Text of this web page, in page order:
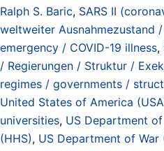
Ralph S. Baric, SARS II
weltweiter Ausnahmezustand
emergency / COVID-19 illness,
/ Regierungen / Struktur /
regimes / governments /
United States of America
universities, US Department
(HHS), US Department of War